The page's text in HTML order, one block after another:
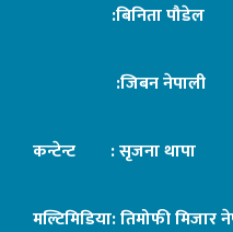
:बिनिता पौडेल
:जिबन नेपाली
कन्टेन्ट : सृजना थापा
मल्टिमिडिया: तिमोफी मिजार